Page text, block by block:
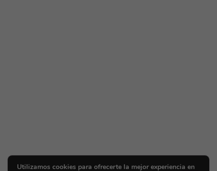
Utilizamos cookies para ofrecerte la mejor experiencia en